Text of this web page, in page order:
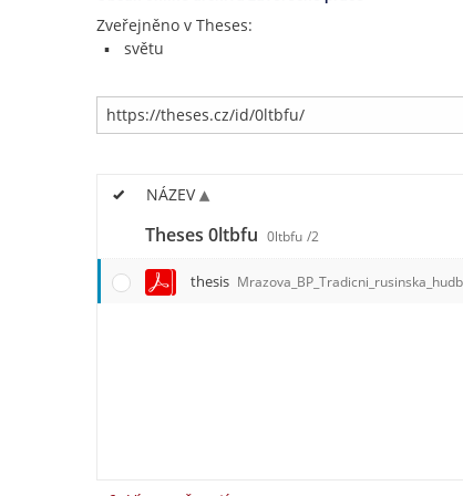
Zveřejněno v Theses:
světu
NÁZEV
Theses 0ltbfu 0ltbfu /2
thesis